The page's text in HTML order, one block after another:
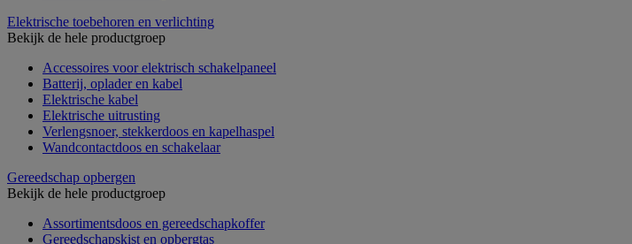
Elektrische toebehoren en verlichting
Bekijk de hele productgroep
Accessoires voor elektrisch schakelpaneel
Batterij, oplader en kabel
Elektrische kabel
Elektrische uitrusting
Verlengsnoer, stekkerdoos en kapelhaspel
Wandcontactdoos en schakelaar
Gereedschap opbergen
Bekijk de hele productgroep
Assortimentsdoos en gereedschapkoffer
Gereedschapskist en opbergtas